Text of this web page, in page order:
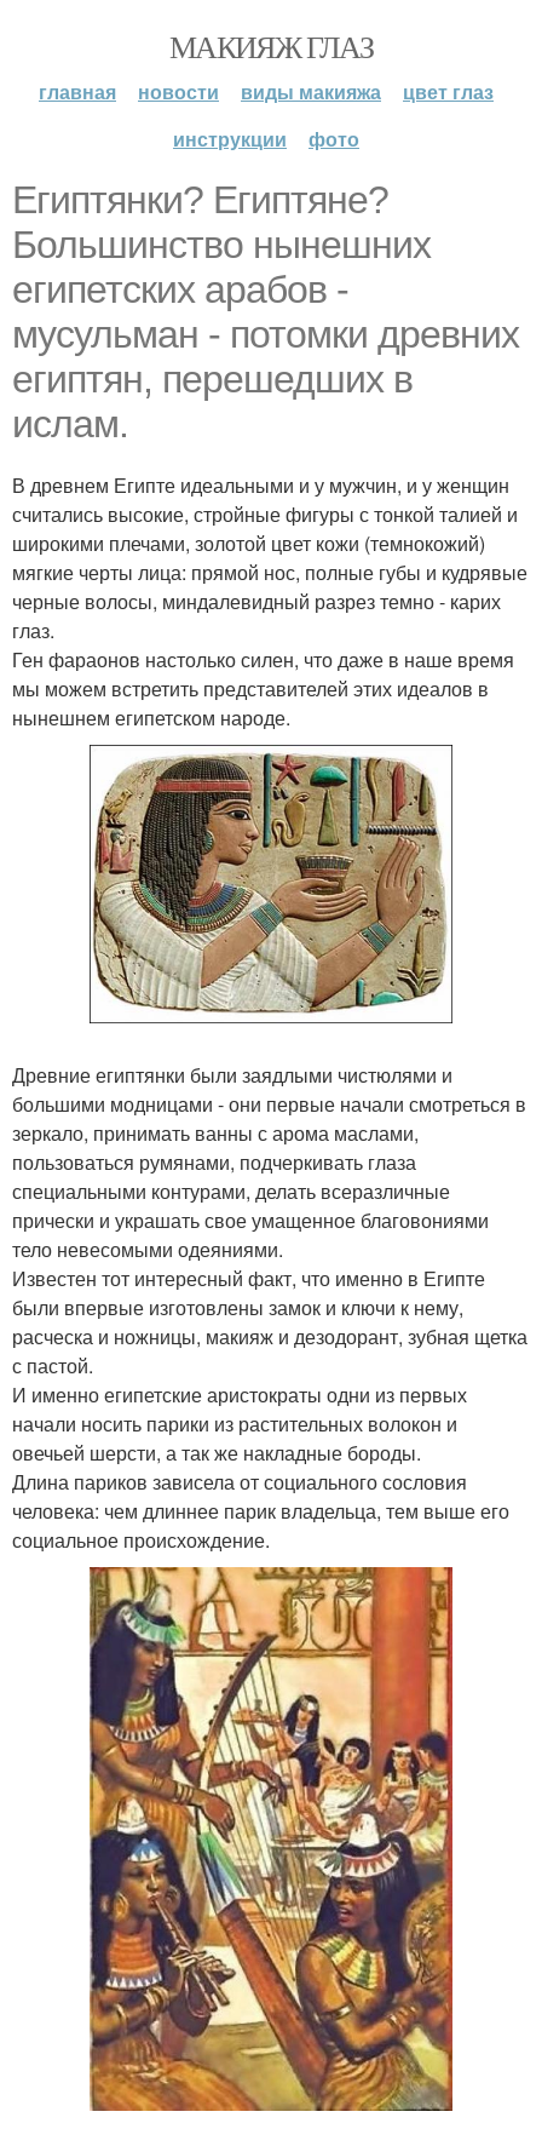
МАКИЯЖ ГЛАЗ
главная новости виды макияжа
цвет глаз
инструкции
фото
Египтянки? Египтяне?
Большинство нынешних
египетских арабов -
мусульман - потомки древних
египтян, перешедших в
ислам.
В древнем Египте идеальными и у мужчин, и у женщин
считались высокие, стройные фигуры с тонкой талией и
широкими плечами, золотой цвет кожи (темнокожий)
мягкие черты лица: прямой нос, полные губы и кудрявые
черные волосы, миндалевидный разрез темно - карих
глаз.
Ген фараонов настолько силен, что даже в наше время
мы можем встретить представителей этих идеалов в
нынешнем египетском народе.
Древние египтянки были заядлыми чистюлями и
большими модницами - они первые начали смотреться в
зеркало, принимать ванны с арома маслами,
пользоваться румянами, подчеркивать глаза
специальными контурами, делать всеразличные
прически и украшать свое умащенное благовониями
тело невесомыми одеяниями.
Известен тот интересный факт, что именно в Египте
были впервые изготовлены замок и ключи к нему,
расческа и ножницы, макияж и дезодорант, зубная щетка
с пастой.
И именно египетские аристократы одни из первых
начали носить парики из растительных волокон и
овечьей шерсти, а так же накладные бороды.
Длина париков зависела от социального сословия
человека: чем длиннее парик владельца, тем выше его
социальное происхождение.